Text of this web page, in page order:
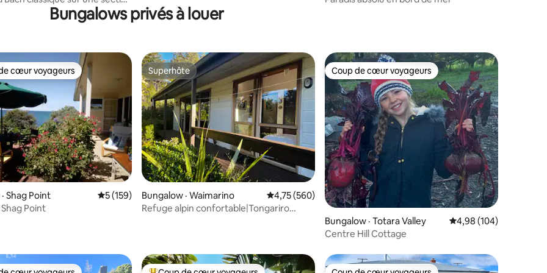
Bungalows privés à louer
5, 351 commentaires
cœur voyageurs parmi les plus aimés
cœur voyageurs
Shag Point Note moyenne de 5 sur 5, 159 commentaires
5 (159)
Point
Superhôte
Superhôte
Bungalow · Waimarino Note moyenne de 4,75 sur 5, 560 commentaires
4,75 (560)
Refuge alpin confortable|Tongariro
Coup de cœur voyageurs
Coup de cœur voyageurs
Bungalow · Totara Valley Note moyenne de
4,98 (104)
Centre Hill Cottage